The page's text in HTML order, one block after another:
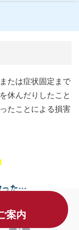
たは症状固定まで
休んだりしたこと
たことによる損害
案内